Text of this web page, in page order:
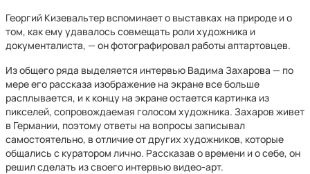
Георгий Кизевальтер вспоминает о выставках на природе и о
том, как ему удавалось совмещать роли художника и
документалиста, — он фотографировал работы аптартовцев.
Из общего ряда выделяется интервью Вадима Захарова — по
мере его рассказа изображение на экране все больше
расплывается, и к концу на экране остается картинка из
пикселей, сопровождаемая голосом художника. Захаров живет
в Германии, поэтому ответы на вопросы записывал
самостоятельно, в отличие от других художников, которые
общались с куратором лично. Рассказав о времени и о себе, он
решил сделать из своего интервью видео-арт.